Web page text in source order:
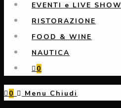
EVENTI e LIVE SHOW
RISTORAZIONE
FOOD & WINE
NAUTICA
0
0 Menu Chiudi